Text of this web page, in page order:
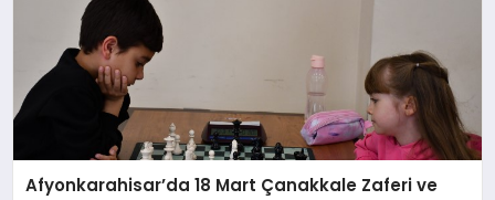
Afyonkarahisar’da 18 Mart Çanakkale Zaferi ve